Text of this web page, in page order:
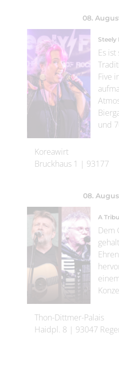
08.
Steely
Es
Five
und
Koreawirt
Bruckhaus 1 | 93177
08.
A
Dem
Thon-Dittmer-Palais
Haidpl. 8 | 93047